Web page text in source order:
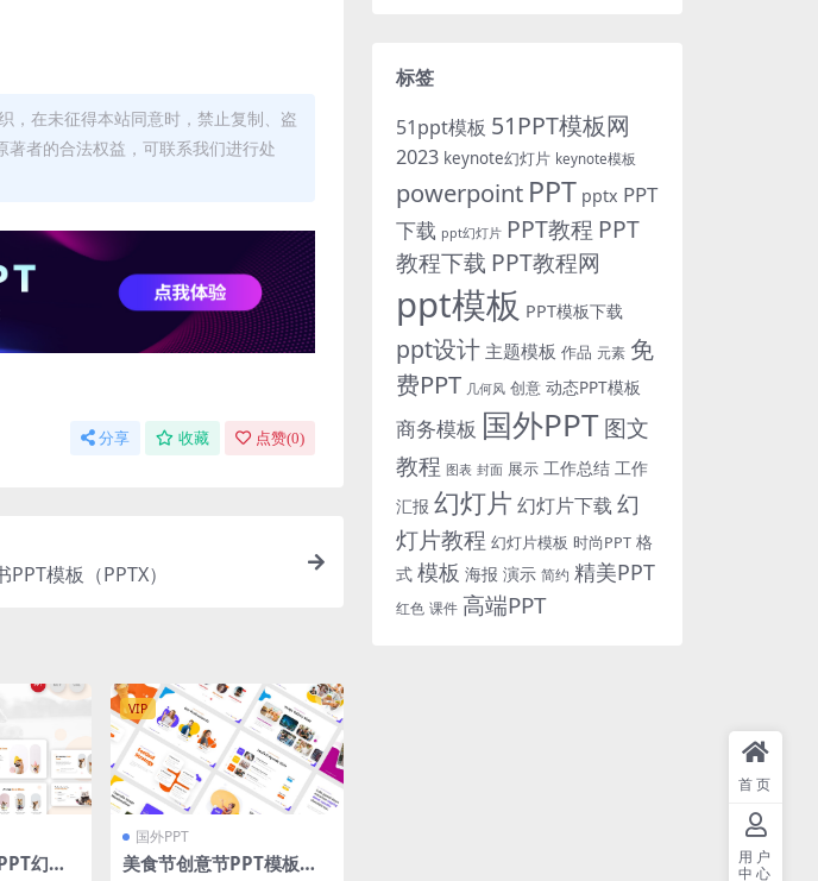
，在未征得本站同意时，禁止复制、盗
者的合法权益，可联系我们进行处
分享 收藏 点赞(0)
模板（PPTX）
幻灯
VIP
国外PPT
美食节创意节PPT模板下
标签
51ppt模板 51PPT模板网
2023 keynote幻灯片 keynote模板
powerpoint PPT pptx PPT
下载 ppt幻灯片 PPT教程 PPT
教程下载 PPT教程网
ppt模板 PPT模板下载
ppt设计 主题模板 作品 元素 免
费PPT 几何风 创意 动态PPT模板
商务模板 国外PPT图文
教程 图表 封面 展示 工作总结 工作
汇报 幻灯片 幻灯片下载 幻
灯片教程 幻灯片模板 时尚PPT 格
式 模板 海报 演示 简约 精美PPT
红色 课件 高端PPT
首页
用户
中心